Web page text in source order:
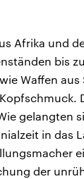
Afrika und
bis
Waffen aus
gelangten
in das
der